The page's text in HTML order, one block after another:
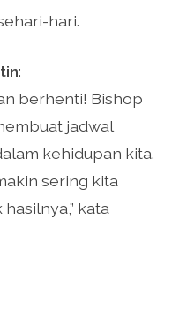
hari.
:
berhenti! Bishop
jadwal
kehidupan kita.
sering kita
kata